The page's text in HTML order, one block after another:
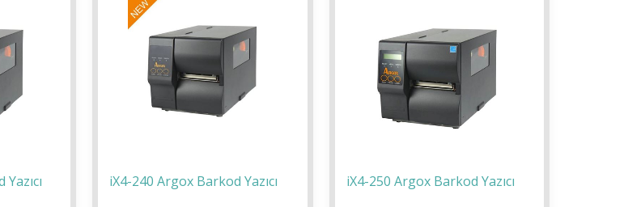
iX4-240 Argox Barkod Yazıcı iX4-250 Argox Barkod Yazıcı